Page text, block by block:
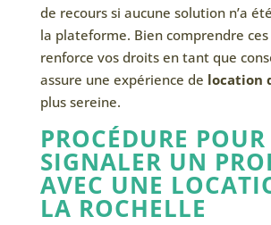
de recours si aucune solution n’a
la plateforme. Bien comprendre
renforce vos droits en tant que
assure une expérience de location
plus sereine.
PROCÉDURE POUR
SIGNALER UN
AVEC UNE
LA ROCHELLE